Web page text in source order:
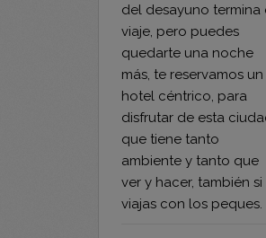
quedarte una noche
más, te reservamos un
hotel céntrico, para
disfrutar de esta ciudad
que tiene tanto
ambiente y tanto que
ver y hacer, también si
viajas con los peques.